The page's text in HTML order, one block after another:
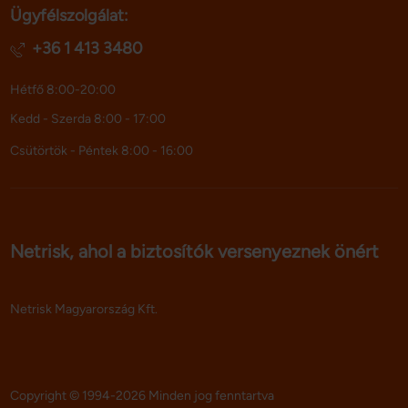
adatokkal, amelyeket Ön adott meg számukra vagy az
Ön által használt más szolgáltatásokból gyűjtöttek.
Ügyfélszolgálat:
+36 1 413 3480
Hétfő 8:00-20:00
Kedd - Szerda 8:00 - 17:00
Csütörtök - Péntek 8:00 - 16:00
Netrisk, ahol a biztosítók versenyeznek önért
Netrisk Magyarország Kft.
Copyright © 1994-2026 Minden jog fenntartva